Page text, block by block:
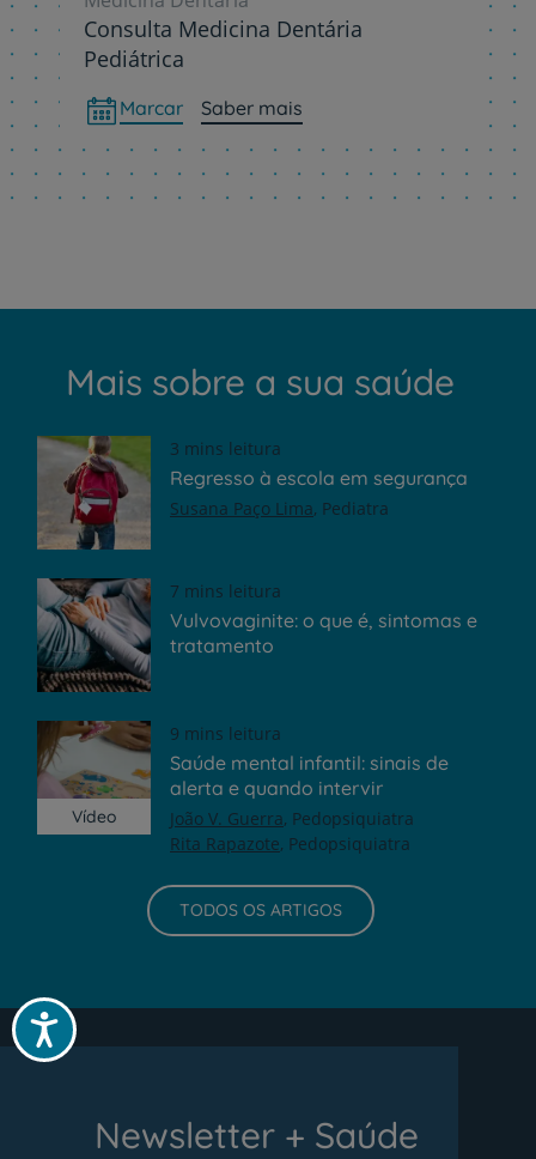
Acessibilidade
Consulta Medicina Dentária
Pediátrica
Marcar Saber mais
Mais sobre a sua saúde
3 mins leitura
Regresso à escola em segurança
Susana Paço Lima Pediatra
7 mins leitura
Vulvovaginite: o que é, sintomas e
tratamento
Vídeo
9 mins leitura
Saúde mental infantil: sinais de
alerta e quando intervir
João V. Guerra Pedopsiquiatra
Rita Rapazote Pedopsiquiatra
TODOS OS ARTIGOS
Newsletter + Saúde